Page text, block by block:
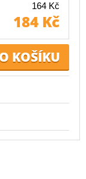
164 Kč
184 Kč